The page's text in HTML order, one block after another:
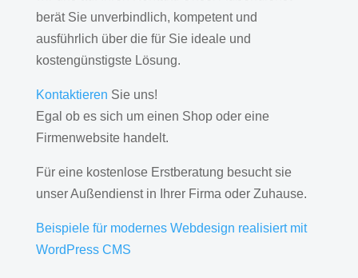
berät Sie unverbindlich, kompetent und
ausführlich über die für Sie ideale und
kostengünstigste Lösung.
Kontaktieren Sie uns!
Egal ob es sich um einen Shop oder eine
Firmenwebsite handelt.
Für eine kostenlose Erstberatung besucht sie
unser Außendienst in Ihrer Firma oder Zuhause.
Beispiele für modernes Webdesign realisiert mit
WordPress CMS